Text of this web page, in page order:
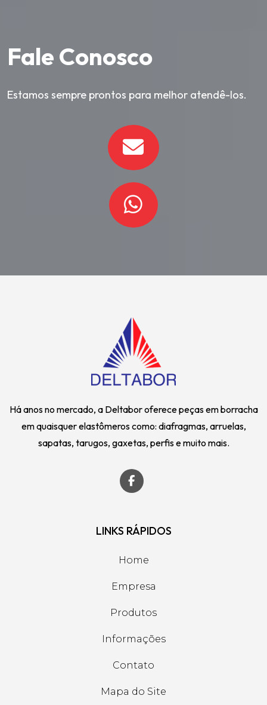
Fale Conosco
Estamos sempre prontos para melhor atendê-los.
Há anos no mercado, a Deltabor oferece peças em borracha
em quaisquer elastômeros como: diafragmas, arruelas,
sapatas, tarugos, gaxetas, perfis e muito mais.
LINKS RÁPIDOS
Home
Empresa
Produtos
Informações
Contato
Mapa do Site